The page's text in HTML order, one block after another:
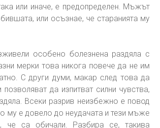
или иначе, е предопределен. Мъжът
или осъзнае, че старанията му
особено болезнена раздяла с
мерки това никога повече да не им
С други думи, макар след това да
да изпитват силни чувства,
Всеки разрив неизбежно е повод
му е довело до неудачата и тези мъже
че са обичали. Разбира се, такива